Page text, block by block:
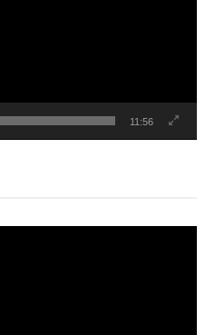
11:56